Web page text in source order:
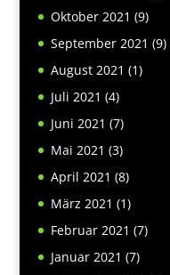
Oktober 2021 (9)
September 2021 (9)
August 2021 (1)
Juli 2021 (4)
Juni 2021 (7)
Mai 2021 (3)
April 2021 (8)
März 2021 (1)
Februar 2021 (7)
Januar 2021 (7)